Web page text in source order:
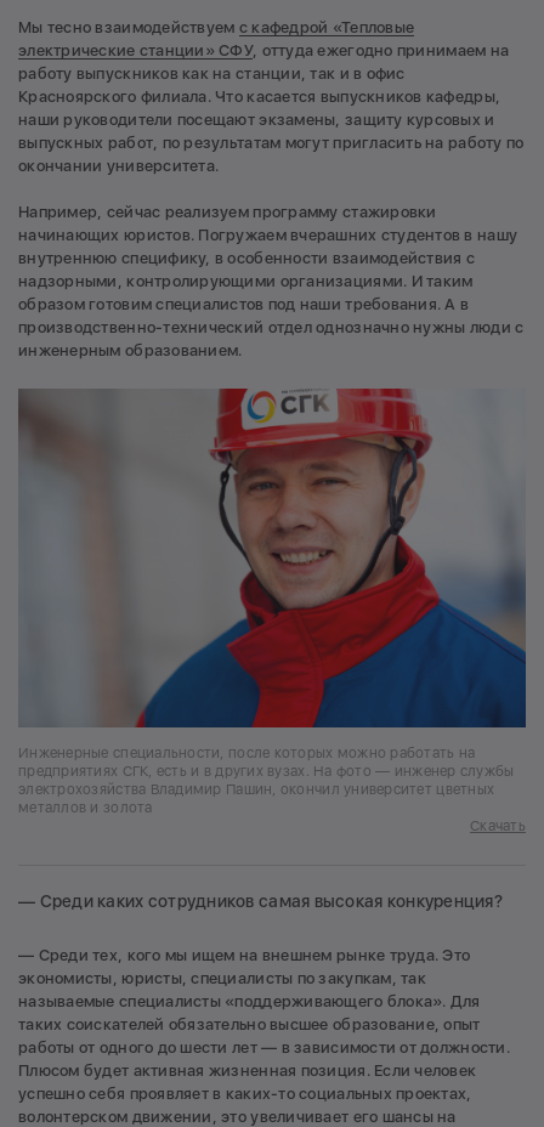
Мы тесно взаимодействуем с кафедрой «Тепловые
электрические станции» СФУ, оттуда ежегодно принимаем на
работу выпускников как на станции, так и в офис
Красноярского филиала. Что касается выпускников кафедры,
наши руководители посещают экзамены, защиту курсовых и
выпускных работ, по результатам могут пригласить на работу по
окончании университета.
Например, сейчас реализуем программу стажировки
начинающих юристов. Погружаем вчерашних студентов в нашу
внутреннюю специфику, в особенности взаимодействия с
надзорными, контролирующими организациями. И таким
образом готовим специалистов под наши требования. А в
производственно-технический отдел однозначно нужны люди с
инженерным образованием.
Инженерные специальности, после которых можно работать на
предприятиях СГК, есть и в других вузах. На фото — инженер службы
электрохозяйства Владимир Пашин, окончил университет цветных
металлов и золота
Скачать
— Среди каких сотрудников самая высокая конкуренция?
— Среди тех, кого мы ищем на внешнем рынке труда. Это
экономисты, юристы, специалисты по закупкам, так
называемые специалисты «поддерживающего блока». Для
таких соискателей обязательно высшее образование, опыт
работы от одного до шести лет — в зависимости от должности.
Плюсом будет активная жизненная позиция. Если человек
успешно себя проявляет в каких-то социальных проектах,
волонтерском движении, это увеличивает его шансы на